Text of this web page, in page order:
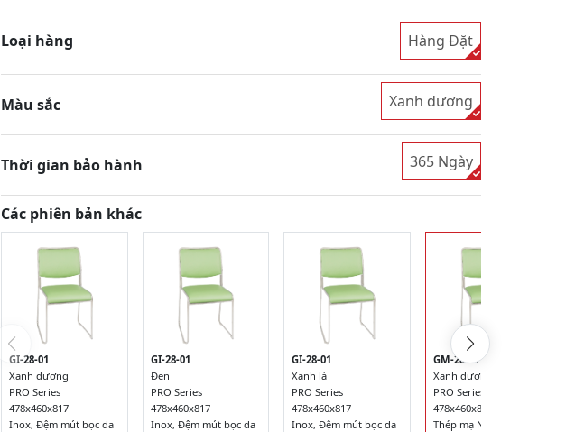
Loại hàng Hàng Đặt
Màu sắc Xanh dương
Thời gian bảo hành 365 Ngày
Các phiên bản khác
GI-28-01
Xanh dương
PRO Series
478x460x817
Inox, Đệm mút bọc da
GI-28-01
Đen
PRO Series
478x460x817
Inox, Đệm mút bọc da
GI-28-01
Xanh lá
PRO Series
478x460x817
Inox, Đệm mút bọc da
GM-28-01
Xanh dương
PRO Series
478x460x817
Thép mạ Ni-Cr, Đệm